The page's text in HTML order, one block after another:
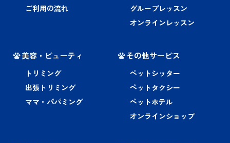
ご利用の流れ
グループレッスン
オンラインレッスン
美容・ビューティ
トリミング
出張トリミング
ママ・パパミング
その他サービス
ペットシッター
ペットタクシー
ペットホテル
オンラインショップ